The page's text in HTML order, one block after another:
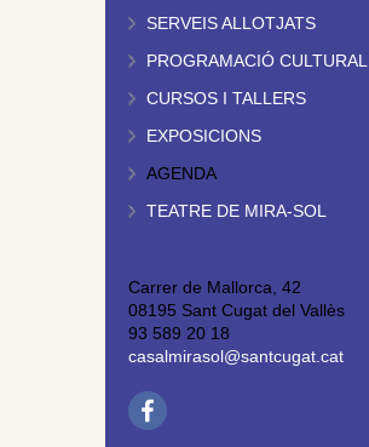
SERVEIS ALLOTJATS
PROGRAMACIÓ CULTURAL
CURSOS I TALLERS
EXPOSICIONS
AGENDA
TEATRE DE MIRA-SOL
Carrer de Mallorca, 42
08195 Sant Cugat del Vallès
93 589 20 18
casalmirasol@santcugat.cat